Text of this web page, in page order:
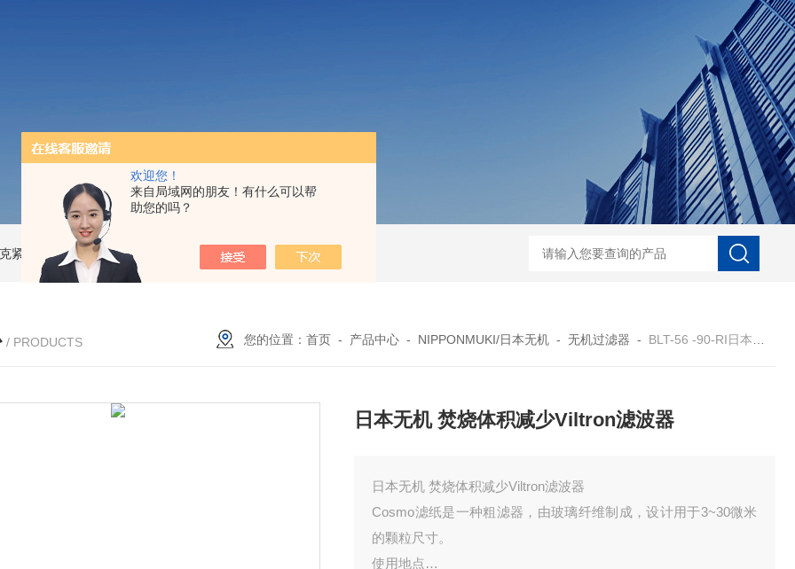
欢迎您！
来自局域网的朋友！有什么可以帮
助您的吗？
紧凑型液体流量计 NACG-7-E-O-25日本无机 酸性气体去除化学滤芯 NECS-7-E-B-25日本无机 酸性气体去除化学滤芯 NECS-7-E-A-25日本无
/ PRODUCTS 您的位置：首页 - 产品中心 - NIPPONMUKI/日本无机 -无机过滤器 - BLT-56 -90-RI日本无机 焚烧体积减少Viltron滤波器
日本无机 焚烧体积减少Viltron滤波器
日本无机 焚烧体积减少Viltron滤波器
Cosmo滤纸是一种粗滤器，由玻璃纤维制成，设计用于3~30微米
的颗粒尺寸。
使用地点